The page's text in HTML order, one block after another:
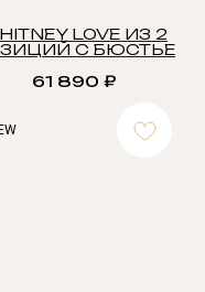
LOVE ИЗ 2
С БЮСТЬЕ
61 890 ₽